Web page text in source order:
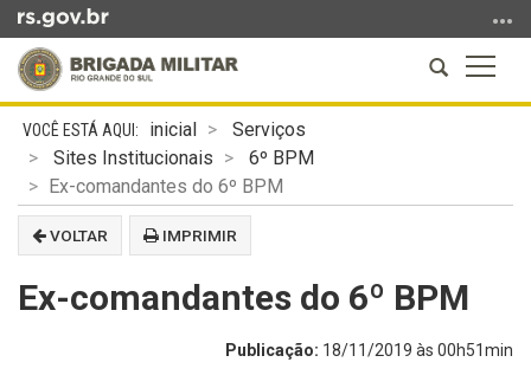
para
conteúdo
para
menu
a
Abrir
a
Início
conteúdo
inicial
Serviços
Sites Institucionais
6º BPM
Ex-comandantes do 6º BPM
VOLTAR IMPRIMIR
Ex-comandantes do 6º BPM
Publicação: 18/11/2019 às 00h51min